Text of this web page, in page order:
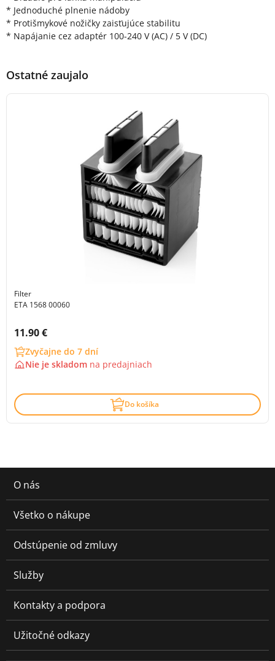
* Jednoduché plnenie nádoby
* Protišmykové nožičky zaisťujúce stabilitu
* Napájanie cez adaptér 100-240 V (AC) / 5 V (DC)
Ostatné zaujalo
Filter
ETA 1568 00060
Cena s DPH:
11.90 €
Zvyčajne do 7 dní
Nie je skladom na predajniach
Do košíka
O nás
Všetko o nákupe
Odstúpenie od zmluvy
Služby
Kontakty a podpora
Užitočné odkazy